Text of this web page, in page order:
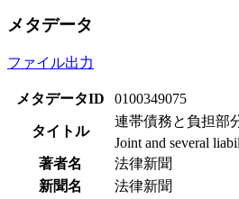
メタデータ
ファイル出力
メタデータID 0100349075
タイトル
連帯債務と負担部
Joint and several
著者名
法律新聞
新聞名
法律新聞